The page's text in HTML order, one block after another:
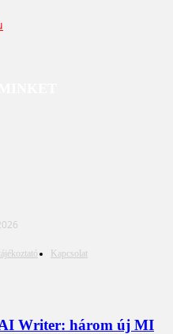
Kapcsolat
Writer: három új MI